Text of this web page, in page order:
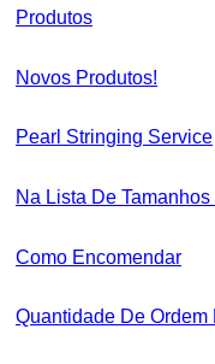
Produtos
Novos Produtos!
Pearl Stringing Service
Na Lista De
Como Encomendar
Quantidade De